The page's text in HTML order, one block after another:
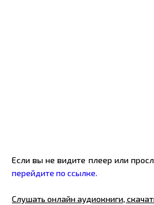
Если вы не видите плеер или
перейдите по ссылке.
Слушать онлайн аудиокниги,